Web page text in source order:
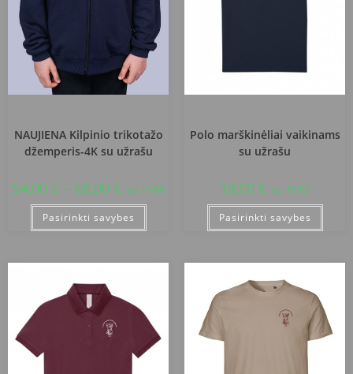
NAUJIENA Kilpinio trikotažo
džemperis-4K su užrašu
54,00 € – 68,00 € su PVM
Pasirinkti savybes
Polo marškinėliai vaikinams
su užrašu
18,00 € su PVM
Pasirinkti savybes